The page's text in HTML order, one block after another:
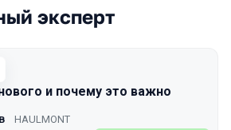
эксперт
и почему это важно
HAULMONT